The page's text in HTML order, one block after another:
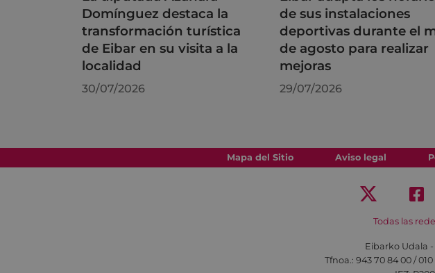
Domínguez destaca la
transformación turística
de Eibar en su visita a la
localidad
30/07/2026
de sus instalaciones
deportivas durante el
de agosto para realizar
mejoras
29/07/2026
Mapa del Sitio Aviso legal
Todas las
Eibarko Udala
Tfnoa.: 943 70 84 00 /